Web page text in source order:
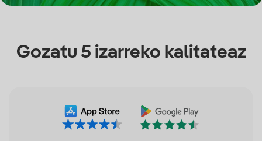
Gozatu 5 izarreko kalitateaz